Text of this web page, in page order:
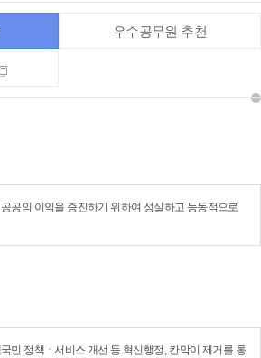
우수공무원 추천
공공의 이익을 증진하기 위하여 성실하고 능동적으로
민 정책ㆍ서비스 개선 등 혁신행정 , 칸막이 제거를 통